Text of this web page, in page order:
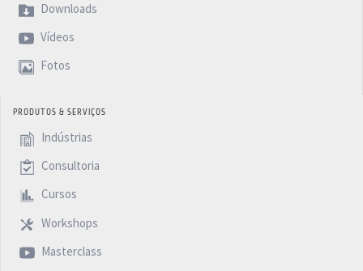
Downloads
Vídeos
Fotos
PRODUTOS & SERVIÇOS
Indústrias
Consultoria
Cursos
Workshops
Masterclass